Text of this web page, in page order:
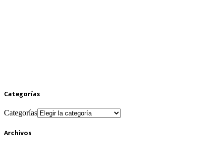
Categorías
Categorías
Archivos